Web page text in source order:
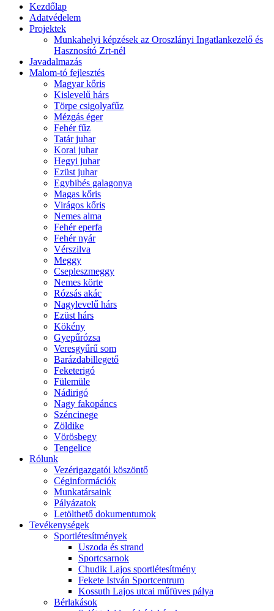
Kezdőlap
Adatvédelem
Projektek
Munkahelyi képzések az Oroszlányi Ingatlankezelő és
Hasznosító Zrt-nél
Javadalmazás
Malom-tó fejlesztés
Magyar kőris
Kislevelű hárs
Törpe csigolyafűz
Mézgás éger
Fehér fűz
Tatár juhar
Korai juhar
Hegyi juhar
Ezüst juhar
Egybibés galagonya
Magas kőris
Virágos kőris
Nemes alma
Fehér eperfa
Fehér nyár
Vérszilva
Meggy
Csepleszmeggy
Nemes körte
Rózsás akác
Nagylevelű hárs
Ezüst hárs
Kökény
Gyepűrózsa
Veresgyűrű som
Barázdabillegető
Feketerigó
Fülemüle
Nádirigó
Nagy fakopáncs
Széncinege
Zöldike
Vörösbegy
Tengelice
Rólunk
Vezérigazgatói köszöntő
Céginformációk
Munkatársaink
Pályázatok
Letölthető dokumentumok
Tevékenységek
Sportlétesítmények
Uszoda és strand
Sportcsarnok
Chudik Lajos sportlétesítmény
Fekete István Sportcentrum
Kossuth Lajos utcai műfüves pálya
Bérlakások